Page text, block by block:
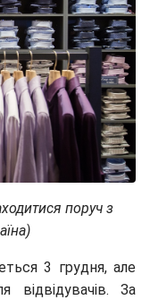
поруч з
3 грудня, але
відвідувачів. За